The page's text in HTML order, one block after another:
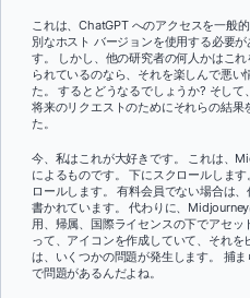
これは、ChatGPT へのアクセスを一般
別なホスト バージョンを使用する必要
す。 しかし、他の研究者の何人かはこ
られているのなら、それを楽しんで悪
た。 するとどうなるでしょうか? そして
将来のリクエストのためにそれらの結
た。
今、私はこれが大好きです。 これは、
によるものです。 下にスクロールしま
ロールします。 有料会員でない場合は
書かれています。 代わりに、
用、帰属、国際ライセンスの下でアセ
って、アイコンを作成していて、それ
は、いくつかの問題が発生します。 捕
で問題があるんだよね。